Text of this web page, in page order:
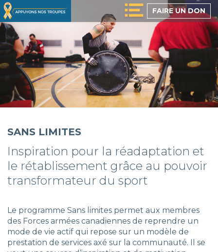
Passer
au
contenu
principal
FAIRE UN DON
SANS LIMITES
Inspiration pour la réadaptation et
le rétablissement grâce au pouvoir
transformateur du sport
Le programme Sans limites permet aux membres
des Forces armées canadiennes de reprendre un
mode de vie actif qui repose sur un modèle de
prestation de services axé sur la communauté. Il se